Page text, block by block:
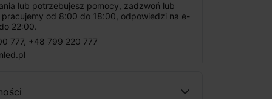
lub potrzebujesz pomocy, zadzwoń lub
pracujemy od 8:00 do 18:00, odpowiedzi na e-
22:00.
777, +48 799 220 777